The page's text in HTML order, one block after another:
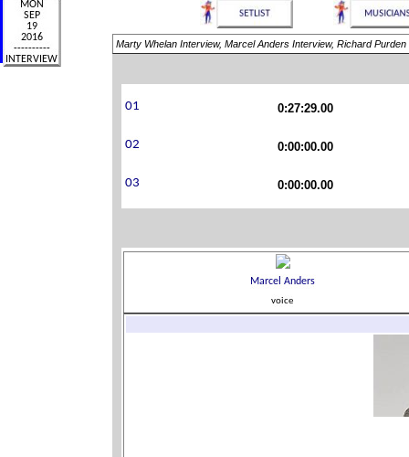
Marty Whelan Interview, Marcel Anders Interview, Richard
0:27:29.00
0:00:00.00
0:00:00.00